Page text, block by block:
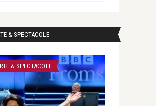
& SPECTACOLE
& SPECTACOLE